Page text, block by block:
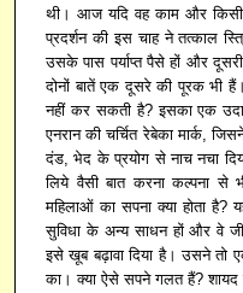
थी। आज यदि वह काम और किसी
प्रदर्शन की इस चाह ने तत्काल
उसके पास पर्याप्त पैसे हों और
दोनों बातें एक दूसरे की पूरक भी हैं।
नहीं कर सकती है? इसका एक
एनरान की चर्चित रेबेका मार्क,
दंड, भेद के प्रयोग से नाच नचा
लिये वैसी बात करना कल्पना
महिलाओं का सपना क्या होता है?
सुविधा के अन्य साधन हों और वे
इसे खूब बढ़ावा दिया है। उसने तो
का। क्या ऐसे सपने गलत हैं? शायद